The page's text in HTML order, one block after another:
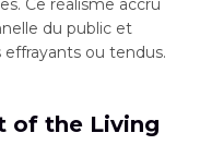
Ce réalisme accru
du public et
ou tendus.
of the Living